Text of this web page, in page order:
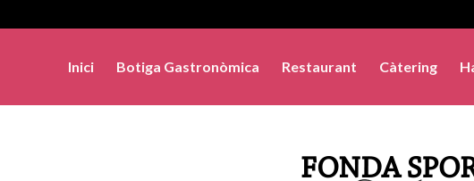
Inici Botiga Gastronòmica Restaurant Càtering